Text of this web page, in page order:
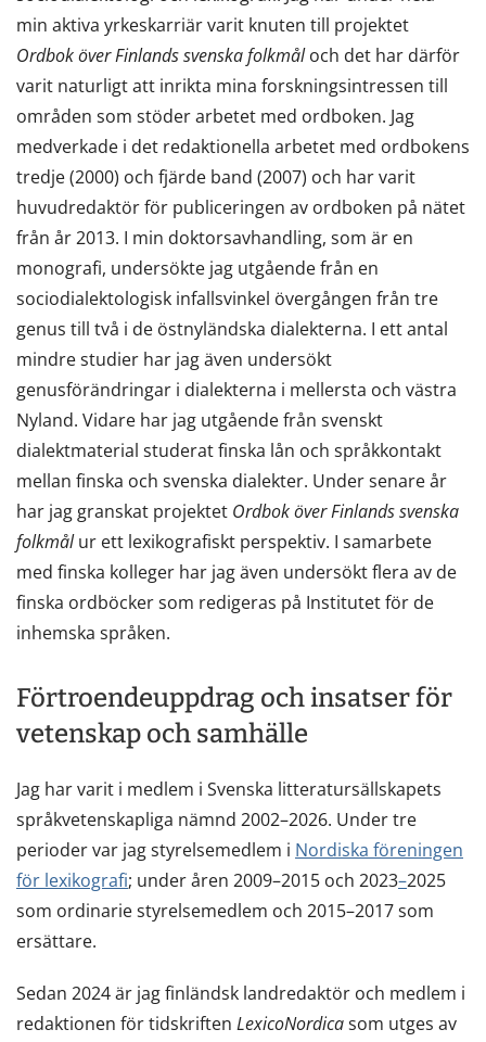
min aktiva yrkeskarriär varit knuten till projektet
Ordbok över Finlands svenska folkmåloch det har därför
varit naturligt att inrikta mina forskningsintressen till
områden som stöder arbetet med ordboken. Jag
medverkade i det redaktionella arbetet med ordbokens
tredje (2000) och fjärde band (2007) och har varit
huvudredaktör för publiceringen av ordboken på nätet
från år 2013. I min doktorsavhandling, som är en
monografi, undersökte jag utgående från en
sociodialektologisk infallsvinkel övergången från tre
genus till två i de östnyländska dialekterna. I ett antal
mindre studier har jag även undersökt
genusförändringar i dialekterna i mellersta och västra
Nyland. Vidare har jag utgående från svenskt
dialektmaterial studerat finska lån och språkkontakt
mellan finska och svenska dialekter. Under senare år
har jag granskat projektet Ordbok över Finlands svenska
folkmålur ett lexikografiskt perspektiv. I samarbete
med finska kolleger har jag även undersökt flera av de
finska ordböcker som redigeras på Institutet för de
inhemska språken.
Förtroendeuppdrag och insatser för
vetenskap och samhälle
Jag har varit i medlem i Svenska litteratursällskapets
språkvetenskapliga nämnd 2002–2026. Under tre
perioder var jag styrelsemedlem i Nordiska föreningen
för lexikografi; under åren 2009–2015 och 2023–2025
som ordinarie styrelsemedlem och 2015–2017 som
ersättare.
Sedan 2024 är jag finländsk landredaktör och medlem i
redaktionen för tidskriften LexicoNordicasom utges av